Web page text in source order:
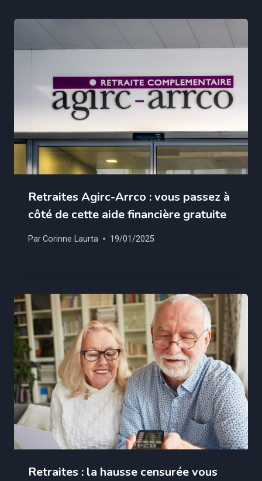
Retraites Agirc-Arrco : vous passez à
côté de cette aide financière gratuite
ParCorinne Laurta 19/01/2025
Retraites : la hausse censurée vous